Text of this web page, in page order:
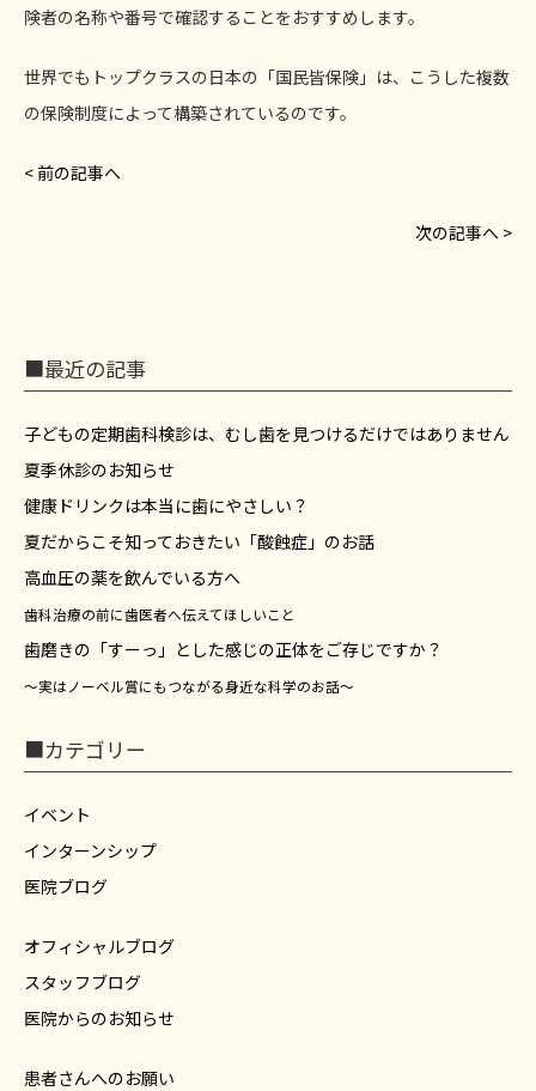
険者の名称や番号で確認することをおすすめします。
世界でもトップクラスの日本の「国民皆保険」は、こうした複数
の保険制度によって構築されているのです。
< 前の記事へ
次の記事へ >
■最近の記事
子どもの定期歯科検診は、むし歯を見つけるだけではありません
夏季休診のお知らせ
健康ドリンクは本当に歯にやさしい？
夏だからこそ知っておきたい「酸蝕症」のお話
高血圧の薬を飲んでいる方へ
歯科治療の前に歯医者へ伝えてほしいこと
歯磨きの「すーっ」とした感じの正体をご存じですか？
～実はノーベル賞にもつながる身近な科学のお話～
■カテゴリー
イベント
インターンシップ
医院ブログ
オフィシャルブログ
スタッフブログ
医院からのお知らせ
患者さんへのお願い